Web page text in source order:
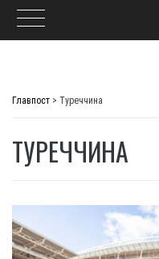
Главпост > Туреччина
ТУРЕЧЧИНА